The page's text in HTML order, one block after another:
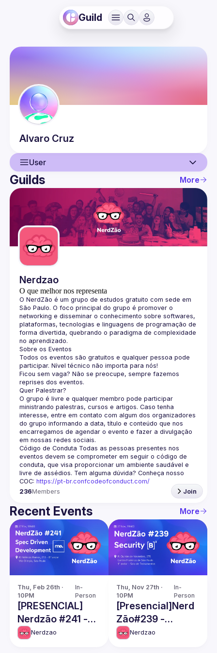
Guild
Alvaro Cruz
User
User
Events
Guilds
Guilds More
Nerdzao
O que melhor nos representa
O NerdZão é um grupo de estudos gratuito com sede em
São Paulo. O foco principal do grupo é promover o
networking e disseminar o conhecimento sobre softwares,
plataformas, tecnologias e linguagens de programação de
forma divertida, quebrando o paradigma de complexidade
no aprendizado.
Sobre os Eventos
Todos os eventos são gratuitos e qualquer pessoa pode
participar. Nível técnico não importa para nós!
Ficou sem vaga? Não se preocupe, sempre fazemos
reprises dos eventos.
Quer Palestrar?
O grupo é livre e qualquer membro pode participar
ministrando palestras, cursos e artigos. Caso tenha
interesse, entre em contato com algum dos organizadores
do grupo informando a data, título e conteúdo que nos
encarregamos de agendar o evento e fazer a divulgação
em nossas redes sociais.
Código de Conduta Todas as pessoas presentes nos
eventos devem se comprometer em seguir o código de
conduta, que visa proporcionar um ambiente saudável e
livre de assédios. Tem alguma dúvida? Conheça nosso
COC: https://pt-br.confcodeofconduct.com/
236Members Join
Recent Events More
Thu, Feb 26th ·
10PM
In-
Person
[PRESENCIAL]
Nerdzão #241 -
Spec Driven
Nerdzao
Thu, Nov 27th ·
10PM
In-
Person
[Presencial]Nerd
Zão#239 -
Security
Nerdzao